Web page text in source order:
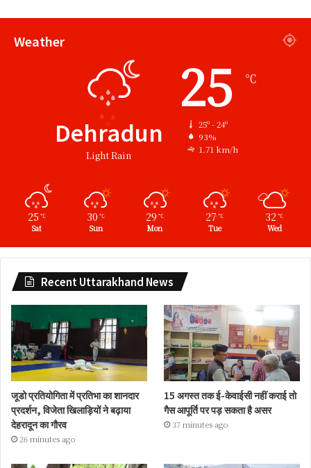
Weather
Dehradun
Light Rain
25 ℃
25º - 24º
93%
1.71 km/h
25 ℃
Sat
30 ℃
Sun
29℃
Mon
27℃
Tue
32 ℃
Wed
Recent Uttarakhand News
जूडो प्रतियोगिता में प्रतिभा का शानदार
प्रदर्शन, विजेता खिलाड़ियों ने बढ़ाया
देहरादून का गौरव
26 minutes ago
15 अगस्त तक ई-केवाईसी नहीं कराई तो
गैस आपूर्ति पर पड़ सकता है असर
37 minutes ago